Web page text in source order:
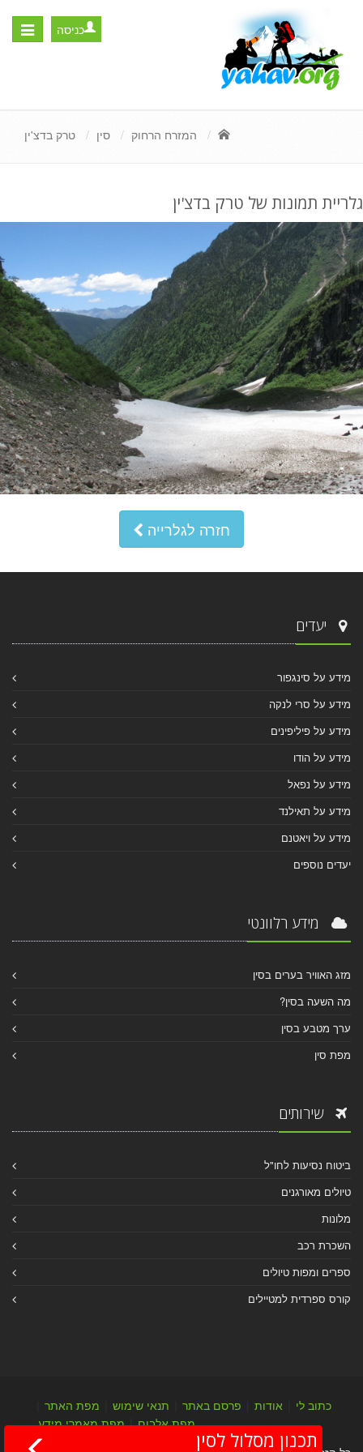
Toggle
כניסה
המזרח הרחוק סין טרק בדצ'ין
גלריית תמונות של טרק בדצ'ין
חזרה לגלרייה
יעדים
מידע על סינגפור
מידע על סרי לנקה
מידע על פיליפינים
מידע על הודו
מידע על נפאל
מידע על תאילנד
מידע על ויאטנם
יעדים נוספים
מידע רלוונטי
מזג האוויר בערים בסין
מה השעה בסין?
ערך מטבע בסין
מפת סין
שירותים
ביטוח נסיעות לחו"ל
טיולים מאורגנים
מלונות
השכרת רכב
ספרים ומפות טיולים
קורס ספרדית למטיילים
כתוב לי אודות פרסם באתר תנאי שימוש מפת האתר
מפת אלבום|מפת מאמרי מידע
תכנון מסלול לסין